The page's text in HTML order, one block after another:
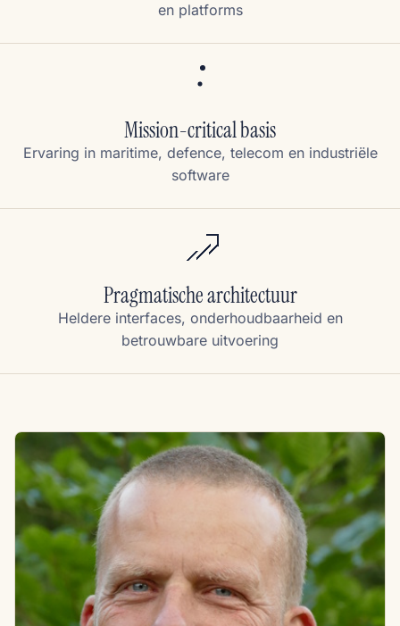
en platforms
Mission-critical basis
Ervaring in maritime, defence, telecom en industriële
software
Pragmatische architectuur
Heldere interfaces, onderhoudbaarheid en
betrouwbare uitvoering